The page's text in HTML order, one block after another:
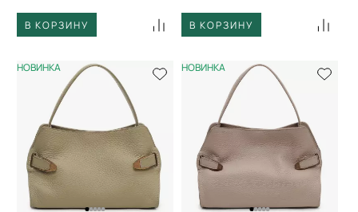
В КОРЗИНУ В КОРЗИНУ
НОВИНКА НОВИНКА